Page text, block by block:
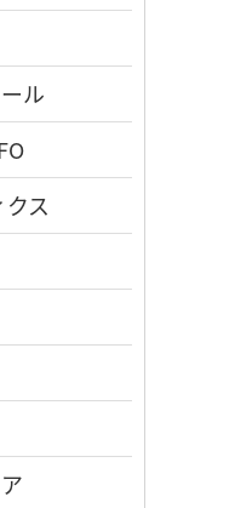
ル
ス